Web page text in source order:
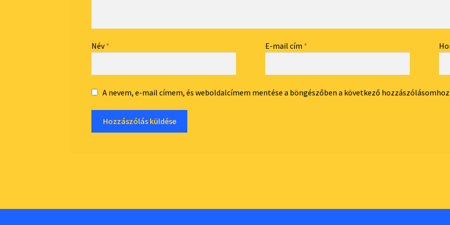
Név* E-mail cím *
A nevem, e-mail címem, és weboldalcímem mentése a böngészőben a következő hozzászólásomhoz.